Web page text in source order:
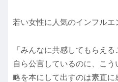
若い女性に人気のインフルエ
「みんなに共感してもらえ
自ら公言しているのに、こ
略を本にして出すのは素直に